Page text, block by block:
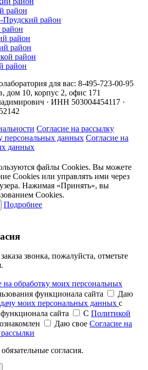
район
Прудский район
район
район
район
район
район
для вас: 8-495-723-00-95
дом 10, корпус 2, офис 171
· ИНН 503004454117 ·
Согласие на рассылку
персональных данных Согласие на
данных
файлы Cookies. Вы можете
Cookies или управлять ими через
Нажимая «Принять», вы
Cookies.
Подробнее
звонка, пожалуйста, отметьте
на обработку моих персональных
функционала сайта
Даю
моих персональных данных с
сайта
С Политикой
ознакомлен Даю свое Согласие на
согласия.